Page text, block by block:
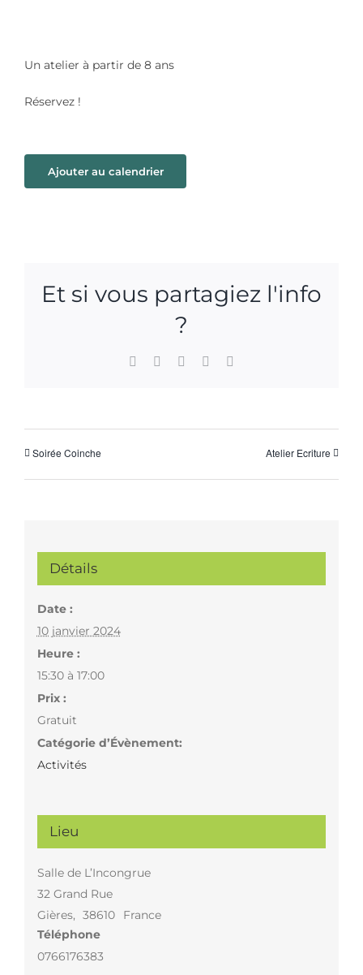
Un atelier à partir de 8 ans
Réservez !
Ajouter au calendrier
Et si vous partagiez l'info
?
Facebook WhatsApp
Pinterest
Soirée Coinche Atelier Ecriture
Détails
Date :
10 janvier 2024
Heure :
15:30 à 17:00
Prix :
Gratuit
Catégorie d’Évènement:
Activités
Lieu
Salle de L’Incongrue
32 Grand Rue
Gières, 38610
France
Téléphone
0766176383